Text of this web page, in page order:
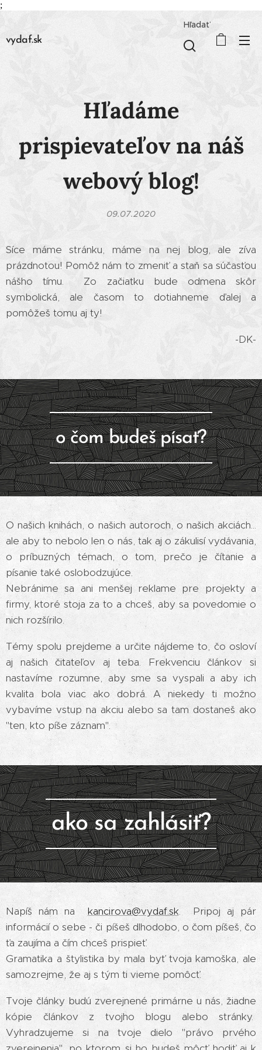
;
vydaf.sk
Hľadať
Hľadáme
prispievateľov na náš
webový blog!
09.07.2020
Síce máme stránku, máme na nej blog, ale zíva
prázdnotou! Pomôž nám to zmeniť a staň sa súčasťou
nášho tímu. Zo začiatku bude odmena skôr
symbolická, ale časom to dotiahneme ďalej a
pomôžeš tomu aj ty!
-DK-
o čom budeš písať?
O našich knihách, o našich autoroch, o našich akciách...
ale aby to nebolo len o nás, tak aj o zákulisí vydávania,
o príbuzných témach, o tom, prečo je čítanie a
písanie také oslobodzujúce.
Nebránime sa ani menšej reklame pre projekty a
firmy, ktoré stoja za to a chceš, aby sa povedomie o
nich rozšírilo.
Témy spolu prejdeme a určite nájdeme to, čo osloví
aj našich čitateľov aj teba. Frekvenciu článkov si
nastavíme rozumne, aby sme sa vyspali a aby ich
kvalita bola viac ako dobrá. A niekedy ti možno
vybavíme vstup na akciu alebo sa tam dostaneš ako
"ten, kto píše záznam".
ako sa zahlásiť?
Napíš nám na kancirova@vydaf.sk. Pripoj aj pár
informácií o sebe - či píšeš dlhodobo, o čom píšeš, čo
ťa zaujíma a čím chceš prispieť.
Gramatika a štylistika by mala byť tvoja kamoška, ale
samozrejme, že aj s tým ti vieme pomôcť.
Tvoje články budú zverejnené primárne u nás, žiadne
kópie článkov z tvojho blogu alebo stránky.
Vyhradzujeme si na tvoje dielo "právo prvého